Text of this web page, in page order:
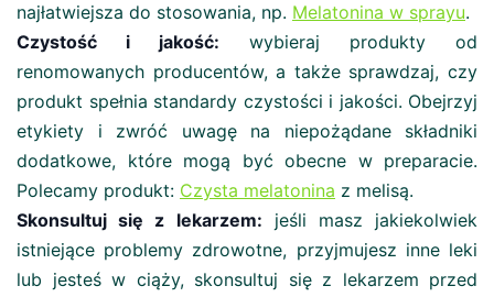
najłatwiejsza do stosowania, np. Melatonina w sprayu.
Czystość i jakość: wybieraj produkty od
renomowanych producentów, a także sprawdzaj, czy
produkt spełnia standardy czystości i jakości. Obejrzyj
etykiety i zwróć uwagę na niepożądane składniki
dodatkowe, które mogą być obecne w preparacie.
Polecamy produkt: Czysta melatonina z melisą.
Skonsultuj się z lekarzem: jeśli masz jakiekolwiek
istniejące problemy zdrowotne, przyjmujesz inne leki
lub jesteś w ciąży, skonsultuj się z lekarzem przed